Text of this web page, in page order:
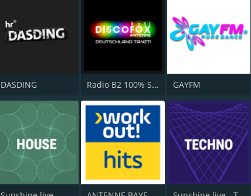
DASDING Radio B2 100% SchlagerMIXX GAYFM